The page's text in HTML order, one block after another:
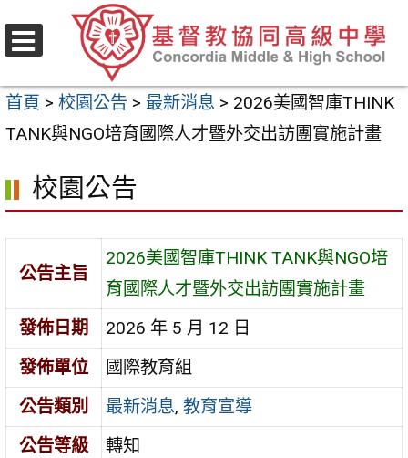
至
要
內
區
首頁 > 校園公告 > 最新消息 > 2026美國智庫THINK
TANK與NGO培育國際人才暨外交出訪團實施計畫
校園公告
公告主旨
2026美國智庫THINK TANK與NGO培
育國際人才暨外交出訪團實施計畫
發佈日期
2026 年 5 月 12 日
發佈單位
國際教育組
公告類別
最新消息,教育宣導
公告等級
轉知
選
單